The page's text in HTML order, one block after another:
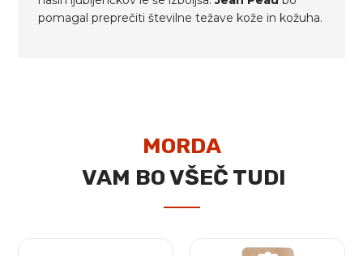
pomagal preprečiti številne težave kože in kožuha.
MORDA
VAM BO VŠEČ TUDI